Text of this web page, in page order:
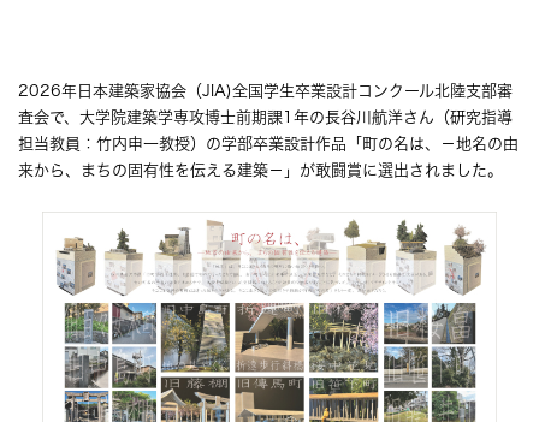
2026年日本建築家協会（JIA)全国学生卒業設計コンクール北陸支部審
査会で、大学院建築学専攻博士前期課1年の長谷川航洋さん（研究指導
担当教員：竹内申一教授）の学部卒業設計作品「町の名は、－地名の由
来から、まちの固有性を伝える建築－」が敢闘賞に選出されました。